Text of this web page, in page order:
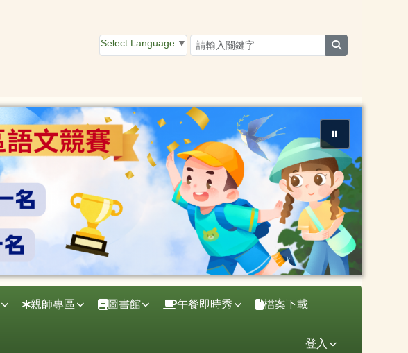
Select Language ▼
⏸
親師專區 圖書館 午餐即時秀 檔案下載
登入